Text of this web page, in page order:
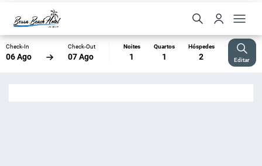
Check-In
06 Ago
Check-Out
07 Ago
Noites
1
Quartos
1
Hóspedes
2 Editar